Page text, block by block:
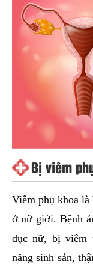
Bị viêm
Viêm phụ khoa
ở nữ giới. Bệnh
dục nữ, bị viêm
năng sinh sản,